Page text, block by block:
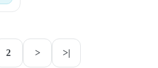
2 > >|